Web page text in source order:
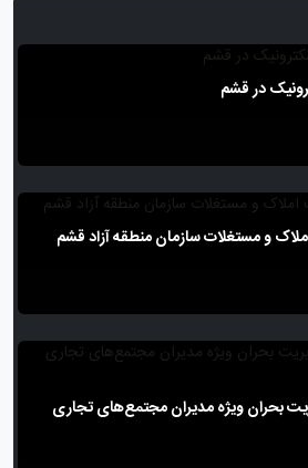
در قشم
و مستغلات سازمان منطقه آزاد قشم
بحران ویژه مدیران مجتمع‌های تجاری